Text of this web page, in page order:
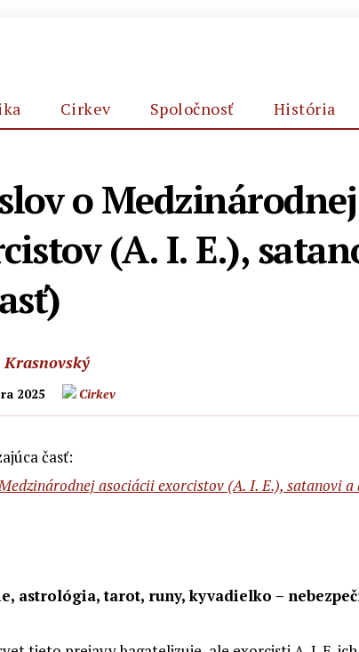
Cirkev Spoločnosť História
o
(A. I. E.),
2025 Cirkev
časť:
asociácii exorcistov (A. I. E.), satanovi a
astrológia, tarot, runy, kyvadielko –